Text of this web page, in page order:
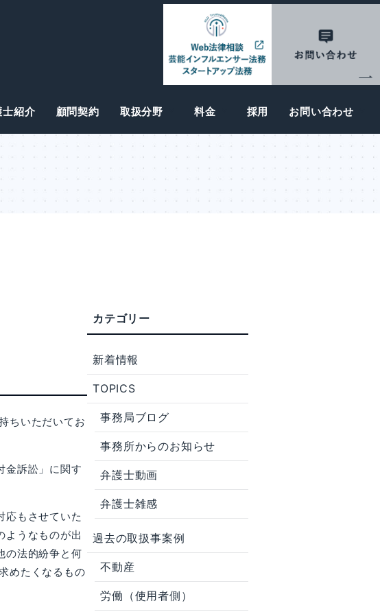
士紹介 顧問契約 取扱分野 料金 採用 お問い合わせ
ちいただいてお
金訴訟」に関す
応もさせていた
ようなものが出
の法的紛争と何
めたくなるもの
新着情報
TOPICS
事務局ブログ
事務所からのお知らせ
弁護士動画
弁護士雑感
過去の取扱事案例
不動産
労働（使用者側）